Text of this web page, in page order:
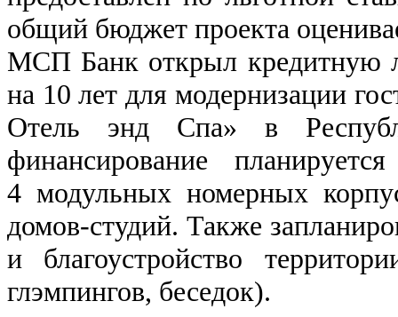
общий бюджет проекта
МСП Банк открыл кредитную
на 10 лет для модернизации
Отель энд Спа» в
финансирование
4 модульных номерных
домов-студий. Также
и благоустройство
глэмпингов, беседок).